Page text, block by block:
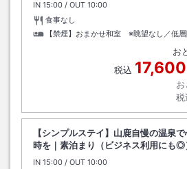
IN チェックイン
15:00 / OUT チェックアウト
10:00
食事なし
【禁煙】おまかせ和室 ※眺望なし／低
お
税込 17,600
税
【シンプルステイ】山鹿自慢の温泉
時を｜素泊まり（ビジネス利用にも◎
IN チェックイン
15:00 / OUT チェックアウト
10:00